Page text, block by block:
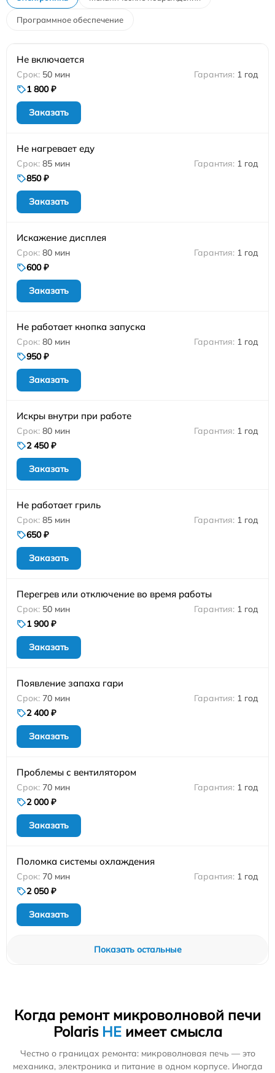
Программное обеспечение
Не включается
50 мин
1 год
1 800 ₽
Заказать
Не нагревает еду
85 мин
1 год
850 ₽
Заказать
Искажение дисплея
80 мин
1 год
600 ₽
Заказать
Не работает кнопка запуска
80 мин
1 год
950 ₽
Заказать
Искры внутри при работе
80 мин
1 год
2 450 ₽
Заказать
Не работает гриль
85 мин
1 год
650 ₽
Заказать
Перегрев или отключение во время работы
50 мин
1 год
1 900 ₽
Заказать
Появление запаха гари
70 мин
1 год
2 400 ₽
Заказать
Проблемы с вентилятором
70 мин
1 год
2 000 ₽
Заказать
Поломка системы охлаждения
70 мин
1 год
2 050 ₽
Заказать
Показать остальные
Когда ремонт микроволновой печи
Polaris НЕимеет смысла
Честно о границах ремонта: микроволновая печь — это
механика, электроника и питание в одном корпусе. Иногда